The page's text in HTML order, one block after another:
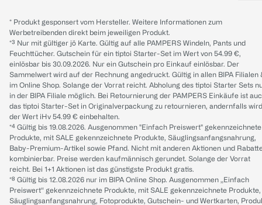
* Produkt gesponsert vom Hersteller. Weitere Informationen zum
Werbetreibenden direkt beim jeweiligen Produkt.
*³ Nur mit gültiger jö Karte. Gültig auf alle PAMPERS Windeln, Pants und
Feuchttücher. Gutschein für ein tiptoi Starter-Set im Wert von 54.99 €,
einlösbar bis 30.09.2026. Nur ein Gutschein pro Einkauf einlösbar. Der
Sammelwert wird auf der Rechnung angedruckt. Gültig in allen BIPA Filialen
im Online Shop. Solange der Vorrat reicht. Abholung des tiptoi Starter Sets
in der BIPA Filiale möglich. Bei Retournierung der PAMPERS Einkäufe ist
das tiptoi Starter-Set in Originalverpackung zu retournieren, andernfalls wird
der Wert iHv 54.99 € einbehalten.
*⁴ Gültig bis 19.08.2026. Ausgenommen "Einfach Preiswert" gekennzeichnete
Produkte, mit SALE gekennzeichnete Produkte, Säuglingsanfangsnahrung,
Baby-Premium-Artikel sowie Pfand. Nicht mit anderen Aktionen und
kombinierbar. Preise werden kaufmännisch gerundet. Solange der Vorrat
reicht. Bei 1+1 Aktionen ist das günstigste Produkt gratis.
*⁸ Gültig bis 12.08.2026 nur im BIPA Online Shop. Ausgenommen „Einfach
Preiswert“ gekennzeichnete Produkte, mit SALE gekennzeichnete Produkte,
Säuglingsanfangsnahrung, Fotoprodukte, Gutschein- und Wertkarten,